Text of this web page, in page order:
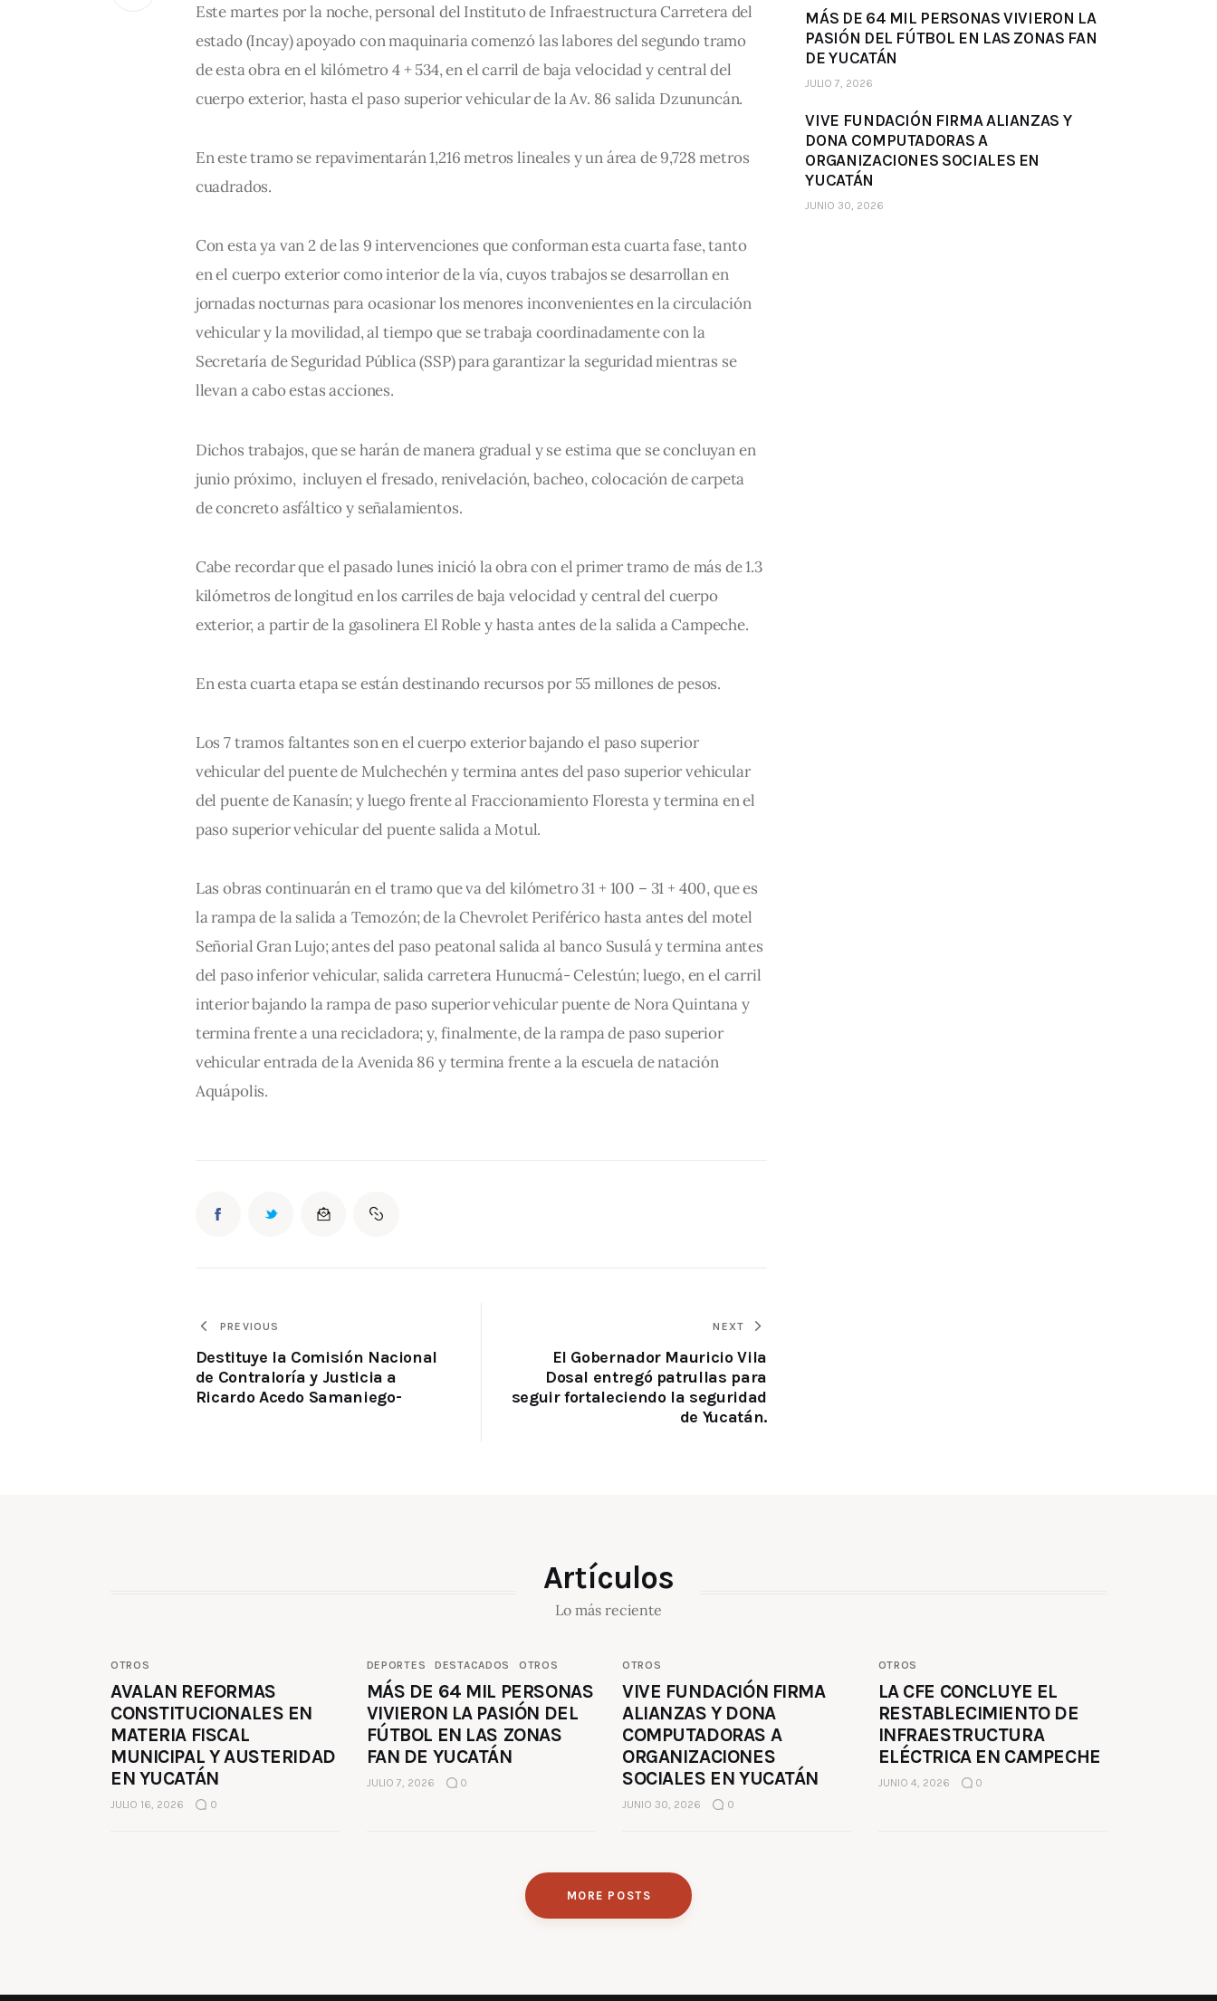
Este martes por la noche, personal del Instituto de Infraestructura Carretera del
estado (Incay) apoyado con maquinaria comenzó las labores del segundo tramo
de esta obra en el kilómetro 4 + 534, en el carril de baja velocidad y central del
cuerpo exterior, hasta el paso superior vehicular de la Av. 86 salida Dzununcán.
En este tramo se repavimentarán 1,216 metros lineales y un área de 9,728 metros
cuadrados.
Con esta ya van 2 de las 9 intervenciones que conforman esta cuarta fase, tanto
en el cuerpo exterior como interior de la vía, cuyos trabajos se desarrollan en
jornadas nocturnas para ocasionar los menores inconvenientes en la circulación
vehicular y la movilidad, al tiempo que se trabaja coordinadamente con la
Secretaría de Seguridad Pública (SSP) para garantizar la seguridad mientras se
llevan a cabo estas acciones.
Dichos trabajos, que se harán de manera gradual y se estima que se concluyan en
junio próximo,  incluyen el fresado, renivelación, bacheo, colocación de carpeta
de concreto asfáltico y señalamientos.
Cabe recordar que el pasado lunes inició la obra con el primer tramo de más de 1.3
kilómetros de longitud en los carriles de baja velocidad y central del cuerpo
exterior, a partir de la gasolinera El Roble y hasta antes de la salida a Campeche.
En esta cuarta etapa se están destinando recursos por 55 millones de pesos.
Los 7 tramos faltantes son en el cuerpo exterior bajando el paso superior
vehicular del puente de Mulchechén y termina antes del paso superior vehicular
del puente de Kanasín; y luego frente al Fraccionamiento Floresta y termina en el
paso superior vehicular del puente salida a Motul.
Las obras continuarán en el tramo que va del kilómetro 31 + 100 – 31 + 400, que es
la rampa de la salida a Temozón; de la Chevrolet Periférico hasta antes del motel
Señorial Gran Lujo; antes del paso peatonal salida al banco Susulá y termina antes
del paso inferior vehicular, salida carretera Hunucmá- Celestún; luego, en el carril
interior bajando la rampa de paso superior vehicular puente de Nora Quintana y
termina frente a una recicladora; y, finalmente, de la rampa de paso superior
vehicular entrada de la Avenida 86 y termina frente a la escuela de natación
Aquápolis.
PREVIOUS
Destituye la Comisión Nacional
de Contraloría y Justicia a
Ricardo Acedo Samaniego-
NEXT
El Gobernador Mauricio Vila
Dosal entregó patrullas para
seguir fortaleciendo la seguridad
de Yucatán.
MÁS DE 64 MIL PERSONAS VIVIERON LA
PASIÓN DEL FÚTBOL EN LAS ZONAS FAN
DE YUCATÁN
JULIO 7, 2026
VIVE FUNDACIÓN FIRMA ALIANZAS Y
DONA COMPUTADORAS A
ORGANIZACIONES SOCIALES EN
YUCATÁN
JUNIO 30, 2026
Artículos
Lo más reciente
OTROS
AVALAN REFORMAS
CONSTITUCIONALES EN
MATERIA FISCAL
MUNICIPAL Y AUSTERIDAD
EN YUCATÁN
JULIO 16, 2026 0
DEPORTES DESTACADOS OTROS
MÁS DE 64 MIL PERSONAS
VIVIERON LA PASIÓN DEL
FÚTBOL EN LAS ZONAS
FAN DE YUCATÁN
JULIO 7, 2026 0
OTROS
VIVE FUNDACIÓN FIRMA
ALIANZAS Y DONA
COMPUTADORAS A
ORGANIZACIONES
SOCIALES EN YUCATÁN
JUNIO 30, 2026 0
OTROS
LA CFE CONCLUYE EL
RESTABLECIMIENTO DE
INFRAESTRUCTURA
ELÉCTRICA EN CAMPECHE
JUNIO 4, 2026 0
MORE POSTS